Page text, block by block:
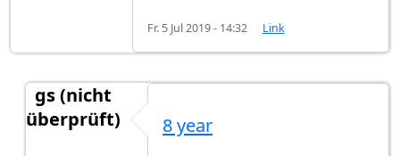
Fr. 5 Jul 2019 - 14:32 Link
gs (nicht
überprüft)
Ich bin mir nicht sicher, ob…
8 year